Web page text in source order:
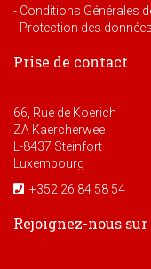
- Conditions Générales
- Protection des données
Prise de contact
66, Rue de Koerich
ZA Kaercherwee
L-8437 Steinfort
Luxembourg
+352 26 84 58 54
Rejoignez-nous sur